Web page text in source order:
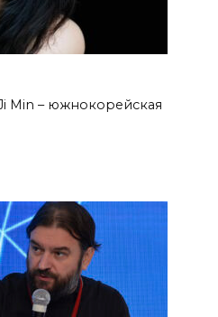
Min – южнокорейская